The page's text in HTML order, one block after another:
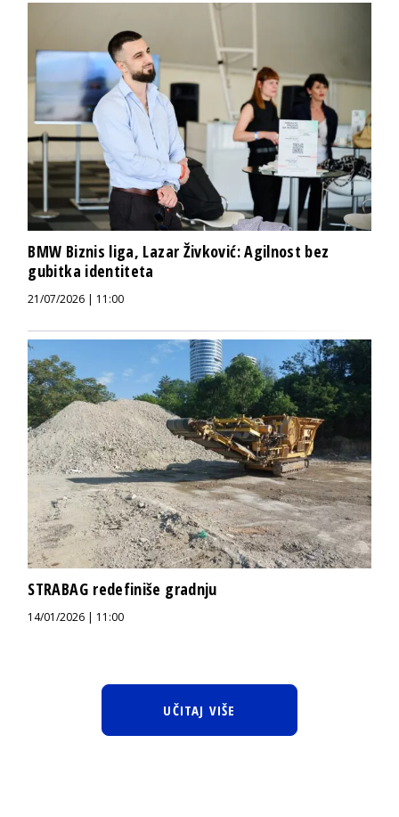
BMW Biznis liga, Lazar Živković: Agilnost bez
gubitka identiteta
21/07/2026 | 11:00
STRABAG redefiniše gradnju
14/01/2026 | 11:00
UČITAJ VIŠE